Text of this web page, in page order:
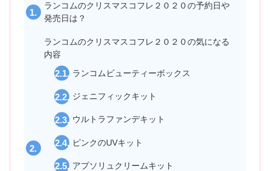
ランコムのクリスマスコフレ２０２０の予約日や
発売日は？
ランコムのクリスマスコフレ２０２０の気になる
内容
ランコムビューティーボックス
ジェニフィックキット
ウルトラファンデキット
ピンクのUVキット
アプソリュクリームキット